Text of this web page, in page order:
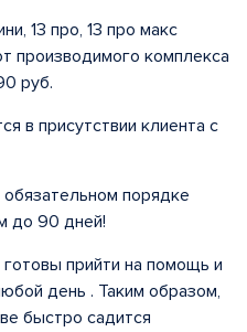
13 про, 13 про макс
производимого комплекса
руб.
в присутствии клиента с
порядке
до 90 дней!
прийти на помощь и
день . Таким образом,
быстро садится